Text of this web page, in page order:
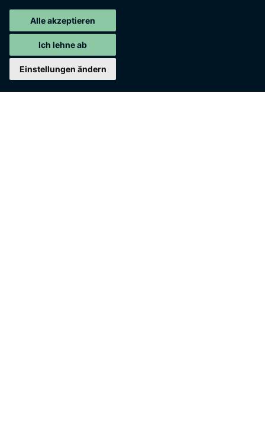
Alle akzeptieren
Ich lehne ab
Einstellungen ändern
Produkt auswählen